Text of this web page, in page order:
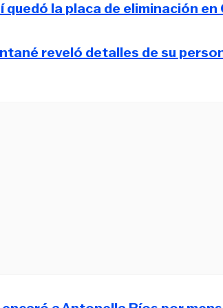
la placa de eliminación en
reveló detalles de su